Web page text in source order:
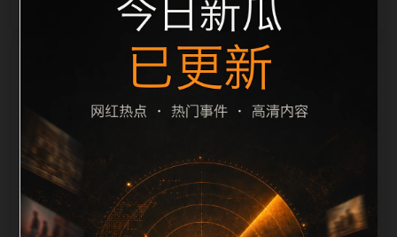
之间识别一致主题。后续每日采集时，建议继续执行远
程图片本地化、坏图默认图兜底、标题去重和
description 长度过滤。如果同一主题下有多个相近页
面，应通过不同角度补充事件背景、访问场景、相关问
题或专题入口，降低站群页面之间的重复感。页面底部